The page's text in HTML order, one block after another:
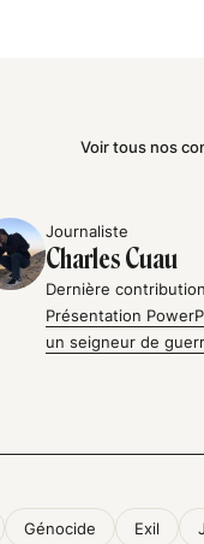
Voir tous nos
Journaliste
Charles Cuau
Dernière
Présentation
un seigneur de
Génocide Exil